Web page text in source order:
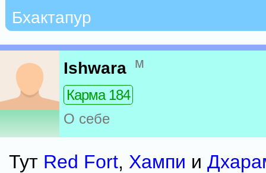
Бхактапур
Ishwara м
Карма 184
О себе
Тут Red Fort, Хампи и